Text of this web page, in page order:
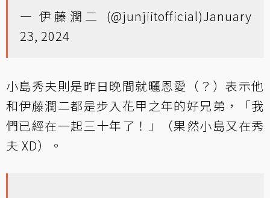
— 伊藤潤二 (@junjiitofficial)January
23, 2024
小島秀夫則是昨日晚間就曬恩愛（？）表示他
和伊藤潤二都是步入花甲之年的好兄弟，「我
們已經在一起三十年了！」（果然小島又在秀
夫 XD）。